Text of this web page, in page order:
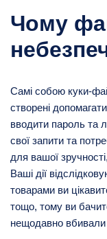
Чому
Самі собою куки-
створені
вводити пароль та
свої запити та
для вашої
Ваші дії
товарами ви
тощо, тому ви
нещодавно